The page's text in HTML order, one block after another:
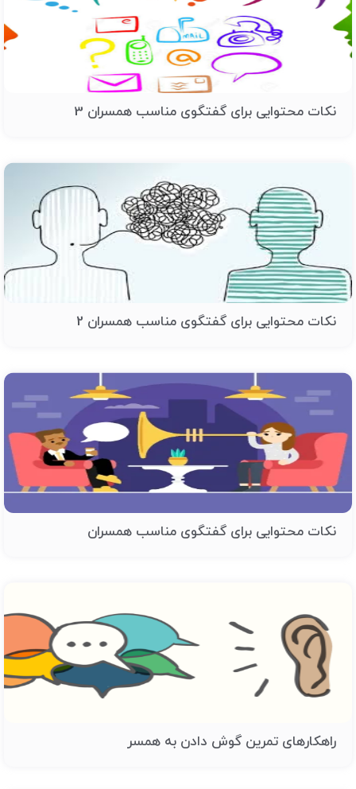
نکات محتوایی برای گفتگوی مناسب همسران 3
نکات محتوایی برای گفتگوی مناسب همسران 2
نکات محتوایی برای گفتگوی مناسب همسران
راهکارهای تمرین گوش دادن به همسر